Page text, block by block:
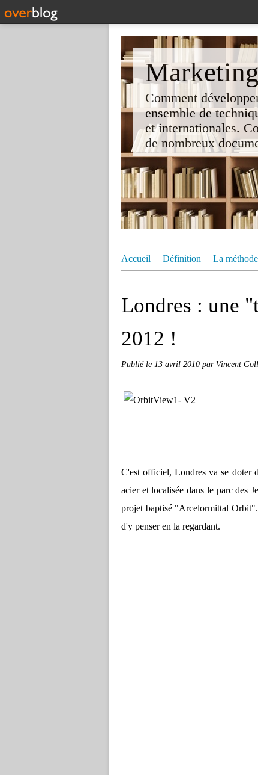
Comment
ensemble de
et internationales.
de nombreux
Accueil Définition La méthode
Londres : une
2012 !
Publié le 13 avril 2010 par Vincent
C'est officiel, Londres va se doter
acier et localisée dans le parc des
projet baptisé "Arcelormittal
d'y penser en la regardant.